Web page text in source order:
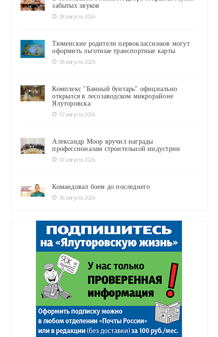
забытых звуков
08 августа 2026
Тюменские родители первоклассников могут
оформить льготные транспортные карты
08 августа 2026
Комплекс "Банный бунтарь" официально
открылся в лесозаводском микрорайоне
Ялуторовска
07 августа 2026
Александр Моор вручил награды
профессионалам строительной индустрии
07 августа 2026
Командовал боем до последнего
06 августа 2026